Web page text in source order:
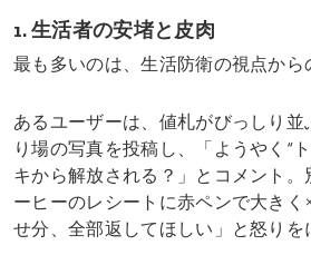
1. 生活者の安堵と皮肉
最も多いのは、生活防衛の視点から
あるユーザーは、値札がびっしり
り場の写真を投稿し、「ようやく“
キから解放される？」とコメント。
ーヒーのレシートに赤ペンで大き
せ分、全部返してほしい」と怒りを